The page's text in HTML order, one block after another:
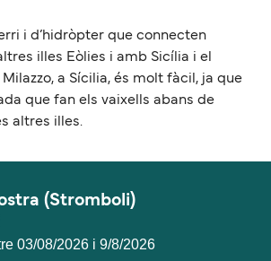
i d’hidròpter que connecten
illes Eòlies i amb Sicília i el
a Sícilia, és molt fàcil, ja que
que fan els vaixells abans de
altres illes.
(Stromboli)
03/08/2026 i 9/8/2026